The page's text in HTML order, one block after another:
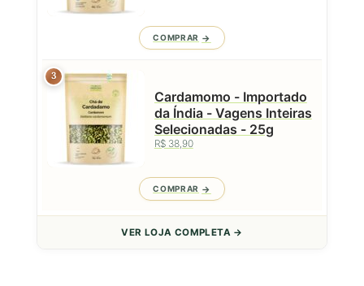
COMPRAR
3
Cardamomo - Importado
da Índia - Vagens Inteiras
Selecionadas - 25g
R$ 38,90
COMPRAR
VER LOJA COMPLETA →